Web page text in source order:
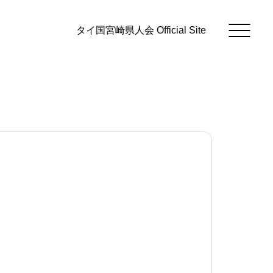
タイ国宮崎県人会 Official Site